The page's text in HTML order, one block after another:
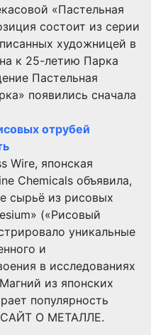
«Пастельная
состоит из серии
художницей в
к 25-летию Парка
Пастельная
появились сначала
отрубей
Wire, японская
Chemicals объявила,
сырьё из рисовых
(«Рисовый
уникальные
и
в исследованиях
из японских
популярность
САЙТ О МЕТАЛЛЕ.